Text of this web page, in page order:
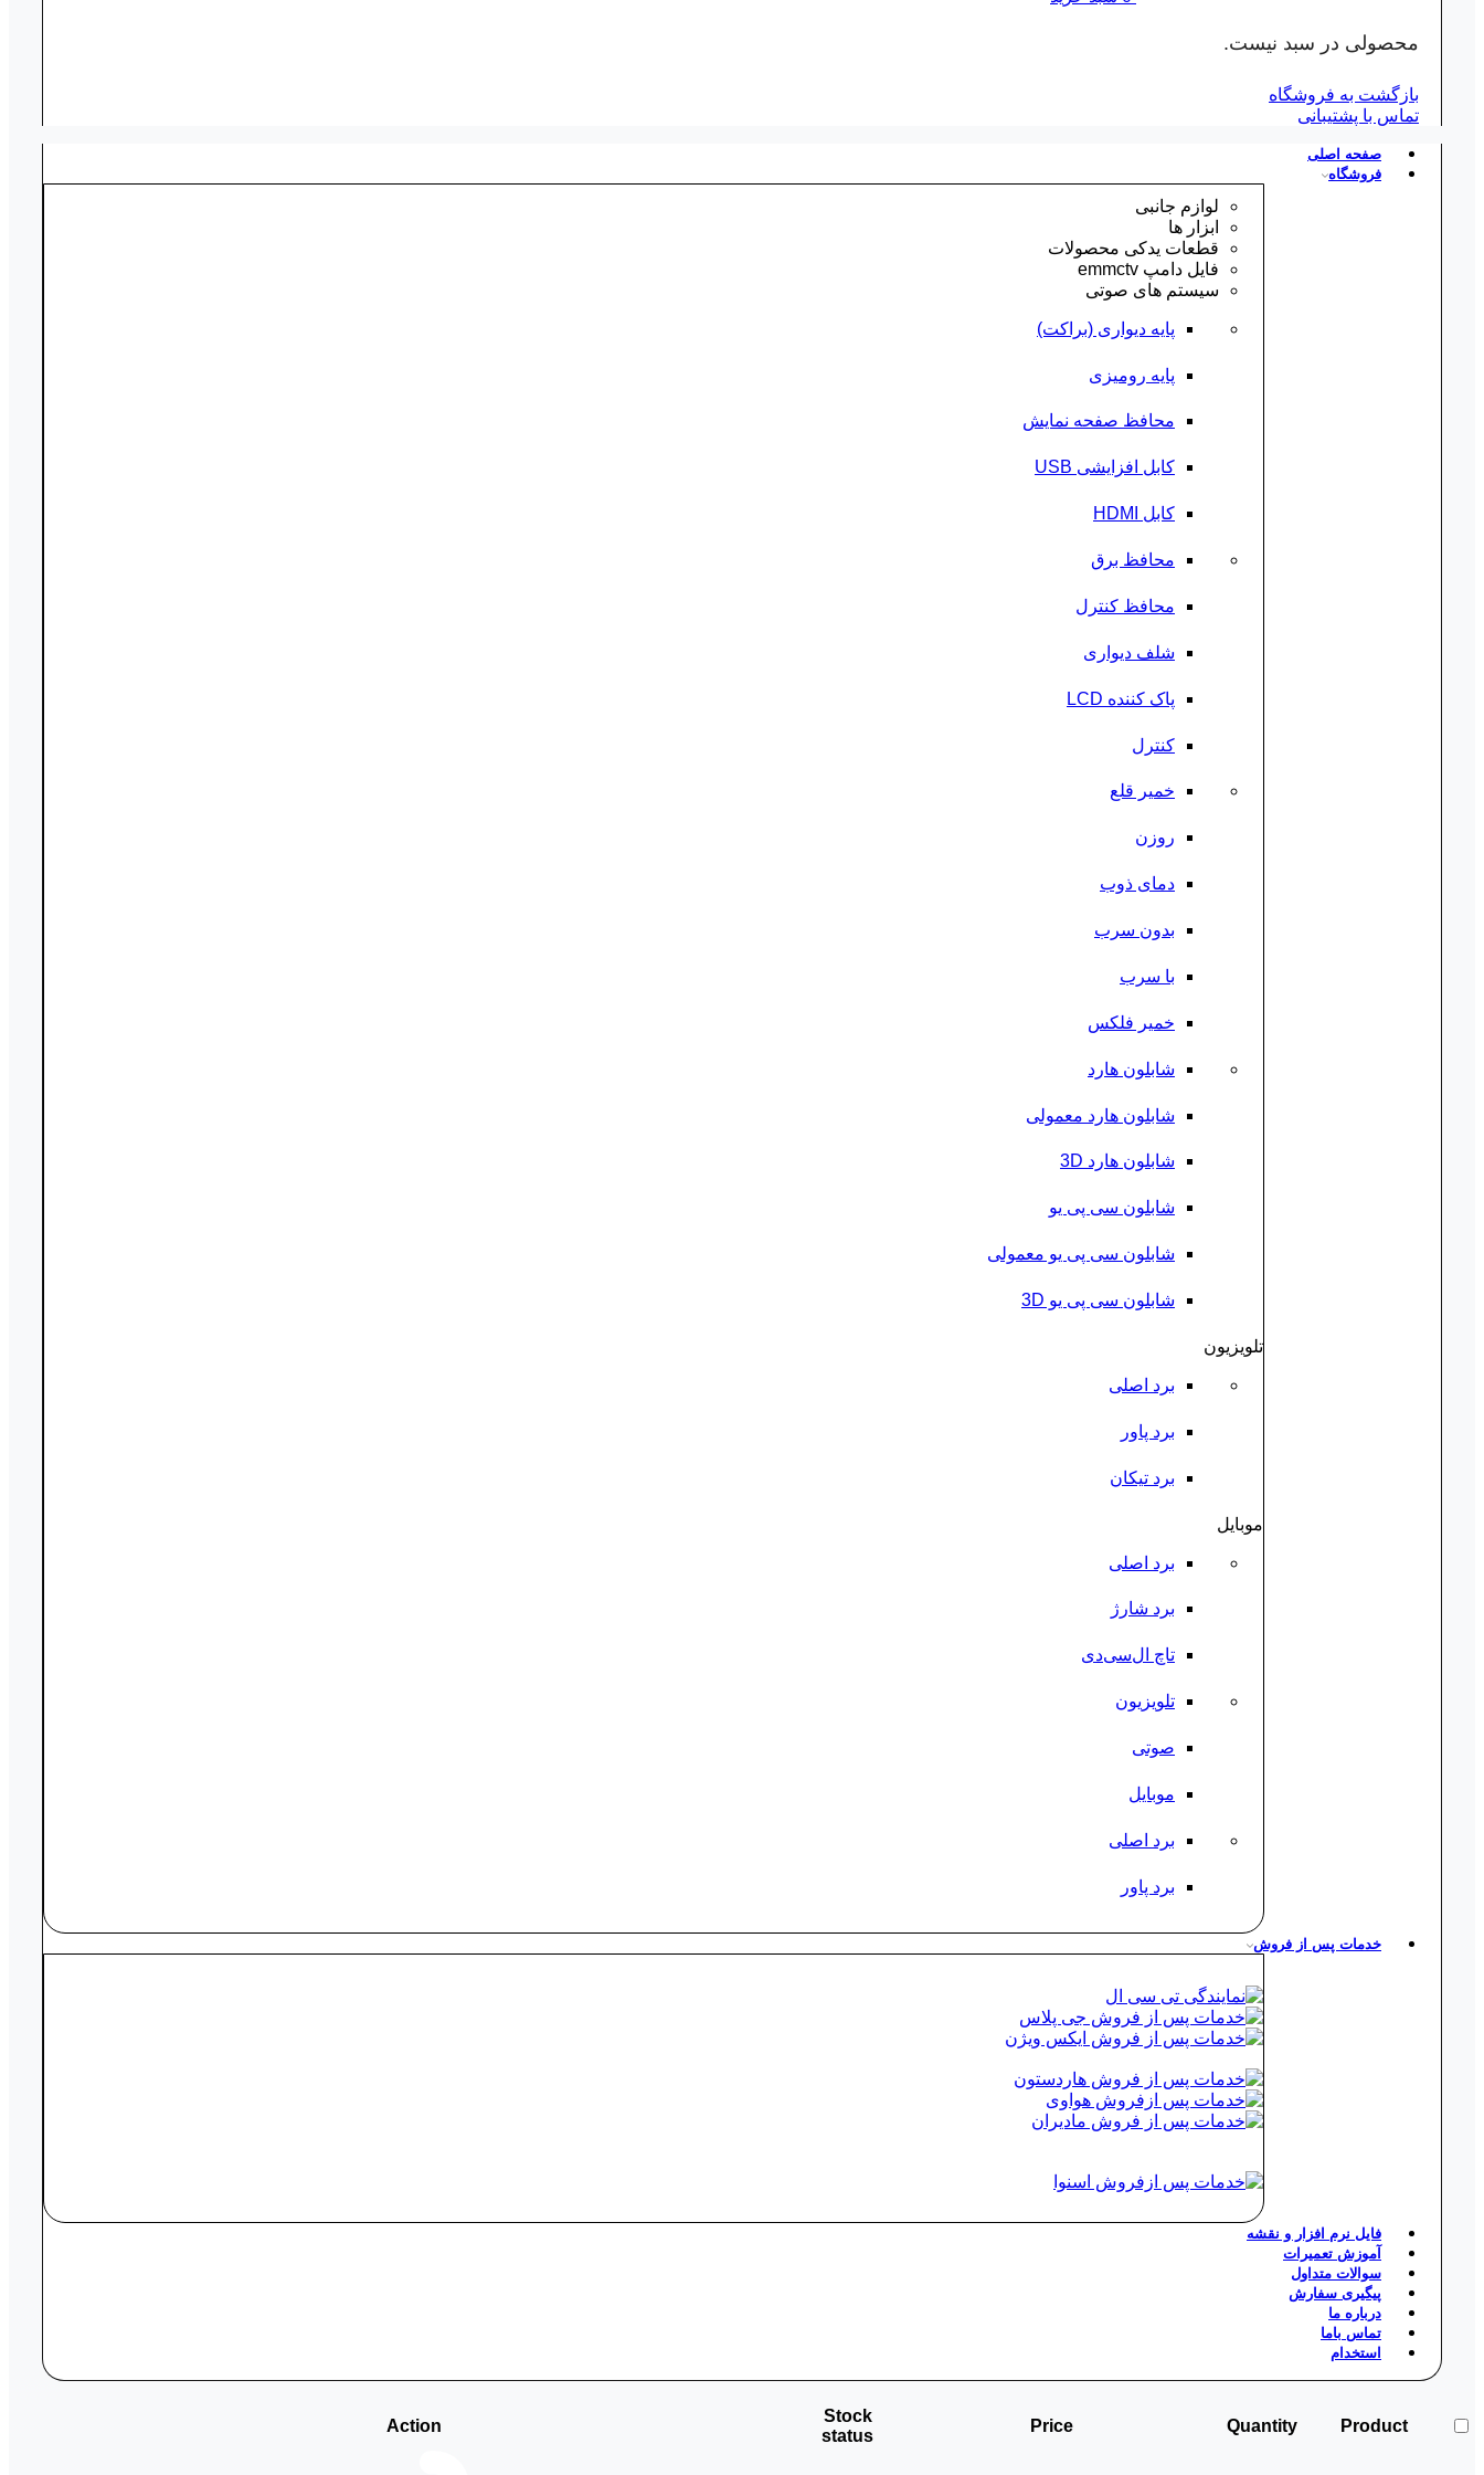
محصولی در سبد نیست.
بازگشت به فروشگاه
تماس با پشتیبانی
صفحه اصلی
فروشگاه
لوازم جانبی
ابزار ها
قطعات یدکی محصولات
فایل دامپ emmctv
سیستم های صوتی
پایه دیواری (براکت)
پایه رومیزی
محافظ صفحه نمایش
کابل افزایشی USB
کابل HDMI
محافظ برق
محافظ کنترل
شلف دیواری
پاک کننده LCD
کنترل
خمیر قلع
روزن
دمای ذوب
بدون سرب
با سرب
خمیر فلکس
شابلون هارد
شابلون هارد معمولی
شابلون هارد 3D
شابلون سی پی یو
شابلون سی پی یو معمولی
شابلون سی پی یو 3D
تلویزیون
برد اصلی
برد پاور
برد تیکان
موبایل
برد اصلی
برد شارژ
تاچ ال‌سی‌دی
تلویزیون
صوتی
موبایل
برد اصلی
برد پاور
خدمات پس از فروش
فایل نرم افزار و نقشه
آموزش تعمیرات
سوالات متداول
پیگیری سفارش
درباره ما
تماس باما
استخدام
Product
Quantity
Price
Stock
status
Action